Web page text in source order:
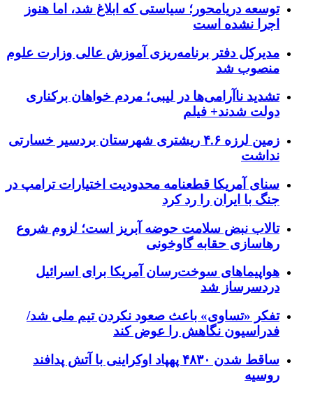
توسعه دریامحور؛ سیاستی که ابلاغ شد، اما هنوز
اجرا نشده است
مدیرکل دفتر برنامه‌ریزی آموزش عالی وزارت علوم
منصوب شد
تشدید ناآرامی‌ها در لیبی؛ مردم خواهان برکناری
دولت شدند+ فیلم
زمین لرزه ۴.۶ ریشتری شهرستان بردسیر خسارتی
نداشت
سنای آمریکا قطعنامه محدودیت اختیارات ترامپ در
جنگ با ایران را رد کرد
تالاب نبض سلامت حوضه آبریز است؛ لزوم شروع
رهاسازی حقابه گاوخونی
هواپیماهای سوخت‌رسان آمریکا برای اسرائیل
دردسرساز شد
تفکر «تساوی» باعث صعود نکردن تیم ملی شد/
فدراسیون نگاهش را عوض کند
ساقط شدن ۴۸۳۰ پهپاد اوکراینی با آتش پدافند
روسیه